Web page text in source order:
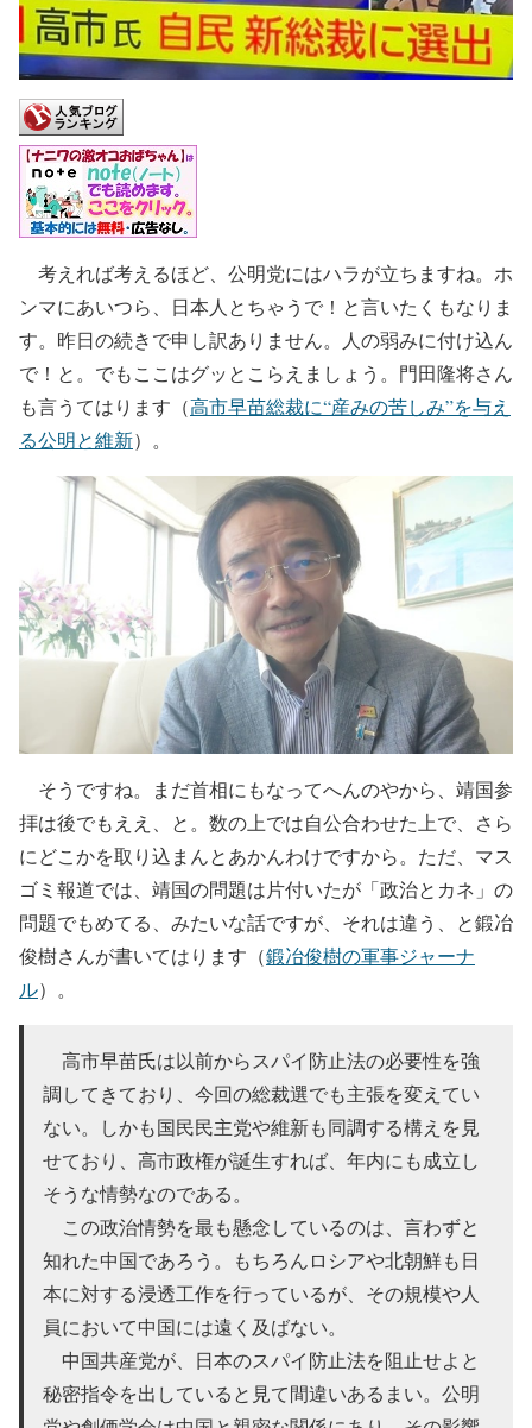
考えれば考えるほど、公明党にはハラが立ちますね。ホ
ンマにあいつら、日本人とちゃうで！と言いたくもなりま
す。昨日の続きで申し訳ありません。人の弱みに付け込ん
で！と。でもここはグッとこらえましょう。門田隆将さん
も言うてはります（高市早苗総裁に“産みの苦しみ”を与え
る公明と維新）。
そうですね。まだ首相にもなってへんのやから、靖国参
拝は後でもええ、と。数の上では自公合わせた上で、さら
にどこかを取り込まんとあかんわけですから。ただ、マス
ゴミ報道では、靖国の問題は片付いたが「政治とカネ」の
問題でもめてる、みたいな話ですが、それは違う、と鍛冶
俊樹さんが書いてはります（鍛冶俊樹の軍事ジャーナ
ル）。
高市早苗氏は以前からスパイ防止法の必要性を強
調してきており、今回の総裁選でも主張を変えてい
ない。しかも国民民主党や維新も同調する構えを見
せており、高市政権が誕生すれば、年内にも成立し
そうな情勢なのである。
この政治情勢を最も懸念しているのは、言わずと
知れた中国であろう。もちろんロシアや北朝鮮も日
本に対する浸透工作を行っているが、その規模や人
員において中国には遠く及ばない。
中国共産党が、日本のスパイ防止法を阻止せよと
秘密指令を出していると見て間違いあるまい。公明